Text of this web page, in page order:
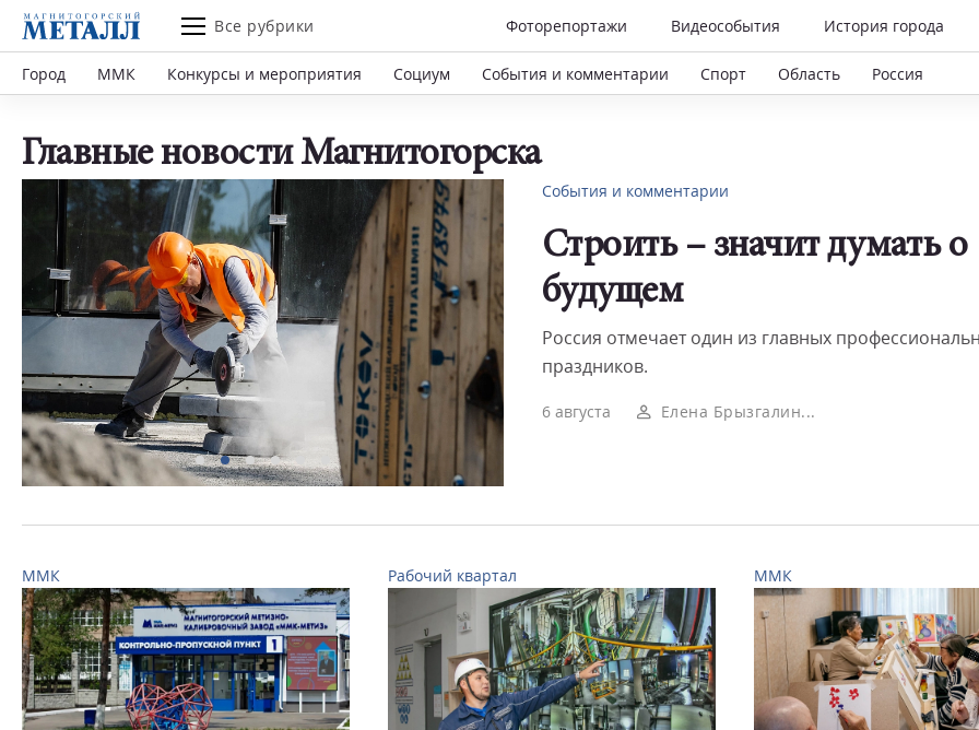
Все рубрики Фоторепортажи Видеособытия История города
Город ММК Конкурсы и мероприятия Социум События и комментарии Спорт Область Россия
Главные новости Магнитогорска
События и комментарии
Строить – значит думать о
будущем
Россия отмечает один из главных
праздников.
6 августа Елена Брызгалин...
ММК Рабочий квартал ММК